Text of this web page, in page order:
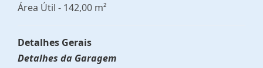
Área Útil - 142,00 m²
Detalhes Gerais
Detalhes da Garagem